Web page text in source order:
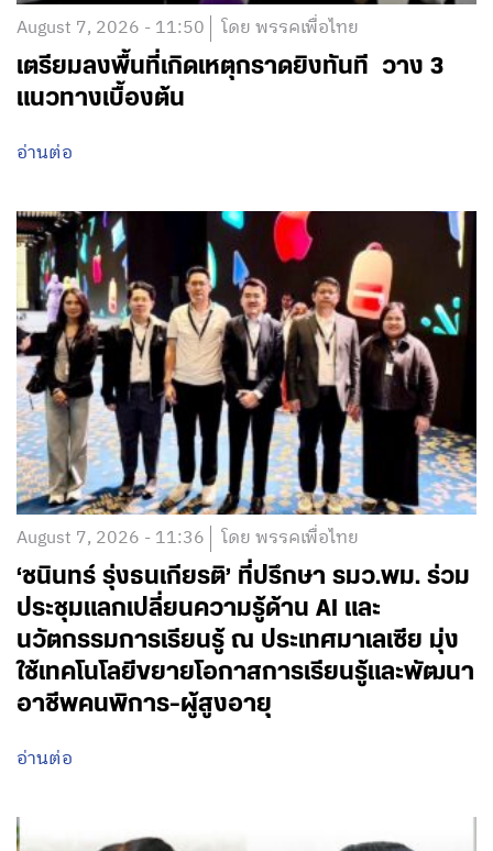
August 7, 2026 - 11:50 โดย พรรคเพื่อไทย
เตรียมลงพื้นที่เกิดเหตุกราดยิงทันที วาง 3
แนวทางเบื้องต้น
อ่านต่อ
August 7, 2026 - 11:36 โดย พรรคเพื่อไทย
‘ชนินทร์ รุ่งธนเกียรติ’ ที่ปรึกษา รมว.พม. ร่วม
ประชุมแลกเปลี่ยนความรู้ด้าน AI และ
นวัตกรรมการเรียนรู้ ณ ประเทศมาเลเซีย มุ่ง
ใช้เทคโนโลยีขยายโอกาสการเรียนรู้และพัฒนา
อาชีพคนพิการ-ผู้สูงอายุ
อ่านต่อ